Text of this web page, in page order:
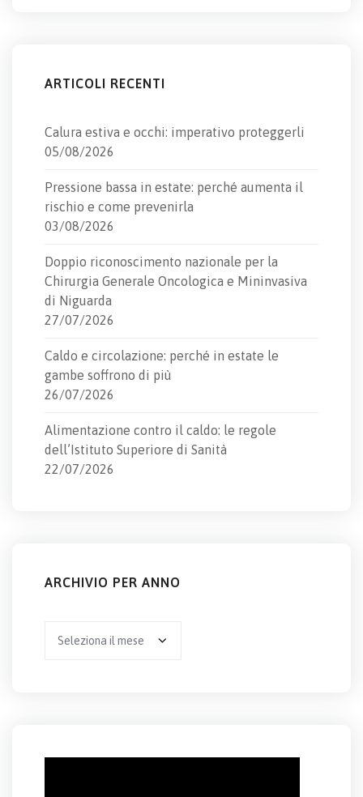
ARTICOLI RECENTI
Calura estiva e occhi: imperativo proteggerli
05/08/2026
Pressione bassa in estate: perché aumenta il
rischio e come prevenirla
03/08/2026
Doppio riconoscimento nazionale per la
Chirurgia Generale Oncologica e Mininvasiva
di Niguarda
27/07/2026
Caldo e circolazione: perché in estate le
gambe soffrono di più
26/07/2026
Alimentazione contro il caldo: le regole
dell’Istituto Superiore di Sanità
22/07/2026
ARCHIVIO PER ANNO
per